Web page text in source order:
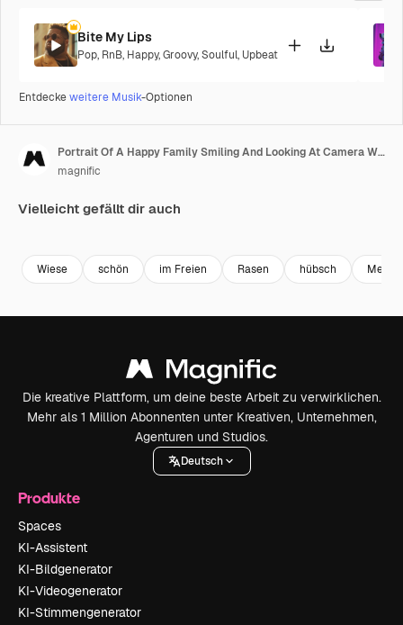
Bite My Lips
Pop, RnB, Happy,Groovy,Soulful, Upbeat
Entdeckeweitere Musik-Optionen
Portrait Of A Happy Family Smiling And Looking At Camera While Spending Time Together In The Park 2
magnific
Vielleicht gefällt dir auch
Wiese schön im Freien Rasen hübsch
Die kreative Plattform, um deine beste Arbeit zu verwirklichen.
Mehr als 1 Million Abonnenten unter Kreativen, Unternehmen,
Agenturen und Studios.
Deutsch
Produkte
Spaces
KI-Assistent
KI-Bildgenerator
KI-Videogenerator
KI-Stimmengenerator